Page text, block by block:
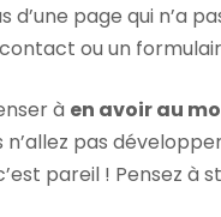
d’une page qui n’a
ou un
à en avoir au
pas
pareil ! Pensez